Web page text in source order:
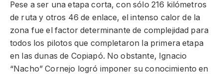
Pese a ser una etapa corta, con sólo 216 kilómetros
de ruta y otros 46 de enlace, el intenso calor de la
zona fue el factor determinante de complejidad para
todos los pilotos que completaron la primera etapa
en las dunas de Copiapó. No obstante, Ignacio
“Nacho” Cornejo logró imponer su conocimiento en